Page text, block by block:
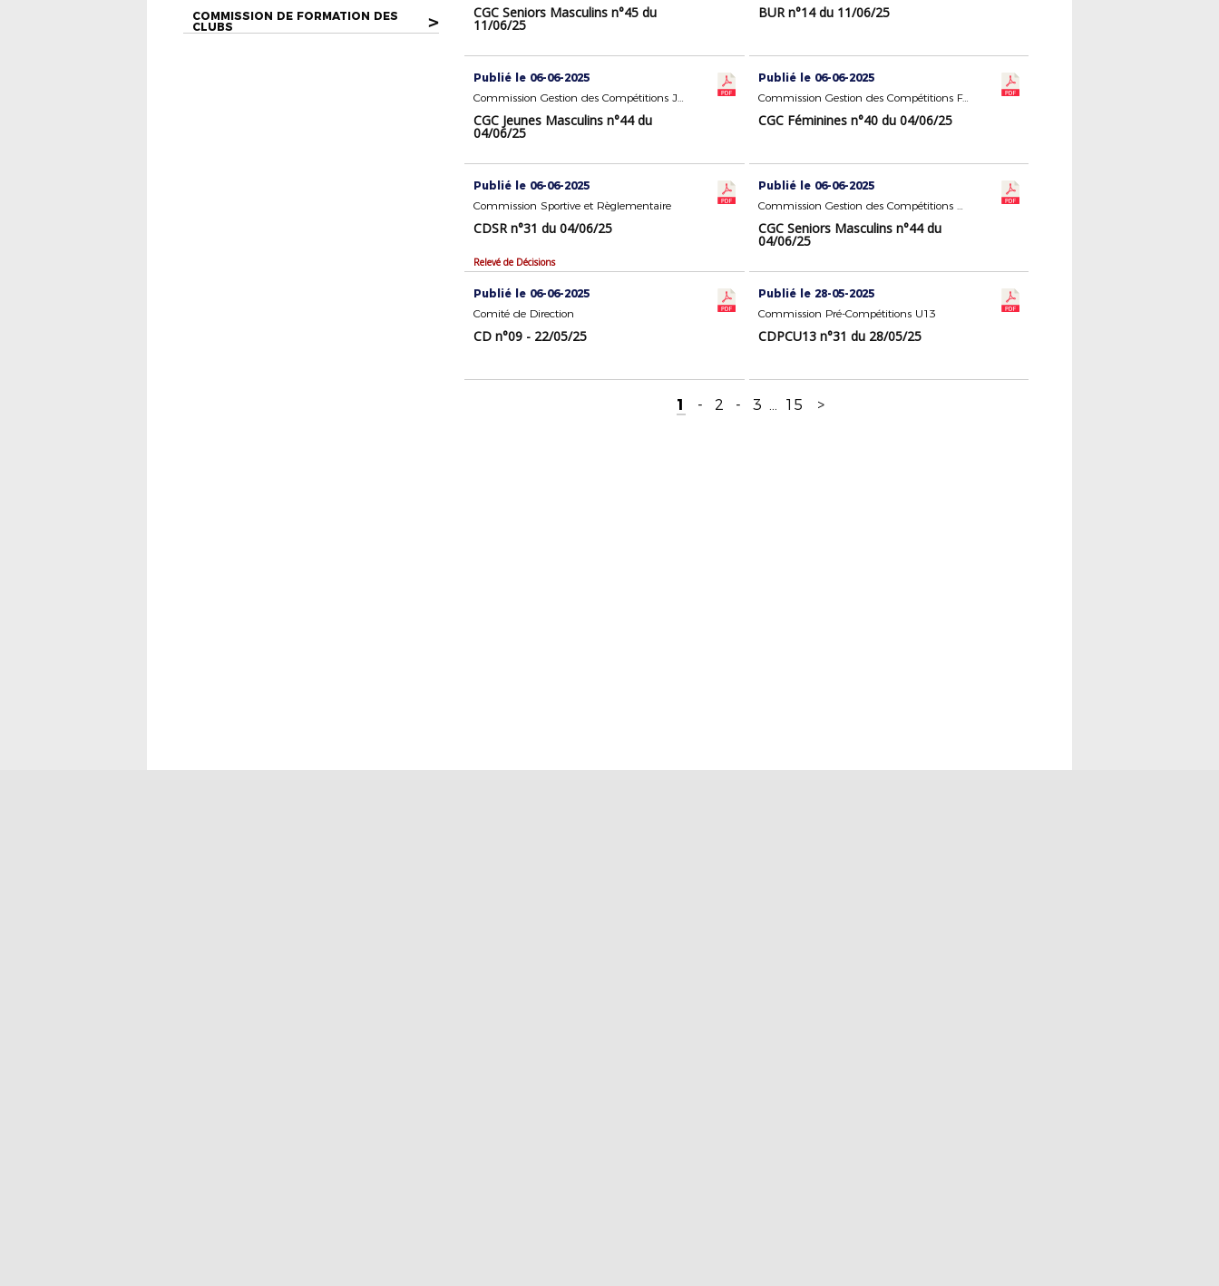
COMMISSION DE FORMATION DES
CLUBS
> CGC Seniors Masculins n°45 du
11/06/25
BUR n°14 du 11/06/25
Publié le 06-06-2025
Commission Gestion des Compétitions Jeunes Masculins
CGC Jeunes Masculins n°44 du
04/06/25
Publié le 06-06-2025
Commission Gestion des Compétitions Féminines
CGC Féminines n°40 du 04/06/25
Publié le 06-06-2025
Commission Sportive et Règlementaire
CDSR n°31 du 04/06/25
Relevé de Décisions
Publié le 06-06-2025
Commission Gestion des Compétitions Seniors Masculins
CGC Seniors Masculins n°44 du
04/06/25
Publié le 06-06-2025
Comité de Direction
CD n°09 - 22/05/25
Publié le 28-05-2025
Commission Pré-Compétitions U13
CDPCU13 n°31 du 28/05/25
1 - 2 - 3 ... 15 >